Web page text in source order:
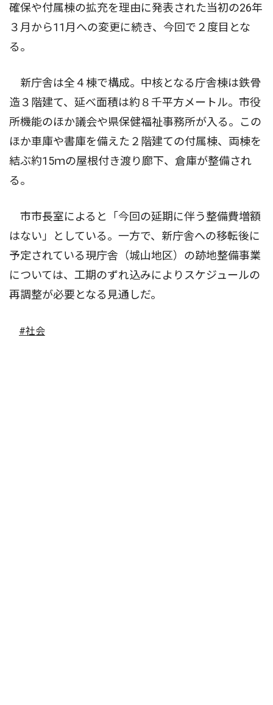
確保や付属棟の拡充を理由に発表された当初の26年
３月から11月への変更に続き、今回で２度目とな
る。
新庁舎は全４棟で構成。中核となる庁舎棟は鉄骨
造３階建て、延べ面積は約８千平方メートル。市役
所機能のほか議会や県保健福祉事務所が入る。この
ほか車庫や書庫を備えた２階建ての付属棟、両棟を
結ぶ約15ｍの屋根付き渡り廊下、倉庫が整備され
る。
市市長室によると「今回の延期に伴う整備費増額
はない」としている。一方で、新庁舎への移転後に
予定されている現庁舎（城山地区）の跡地整備事業
については、工期のずれ込みによりスケジュールの
再調整が必要となる見通しだ。
#社会